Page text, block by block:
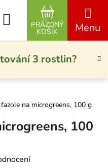
3 rostlin?
Hledat
NÁKUPNÍ
PRÁZDNÝ
KOŠÍK
na microgreens, 100 g
100
0,0 z 5 hvězdiček.